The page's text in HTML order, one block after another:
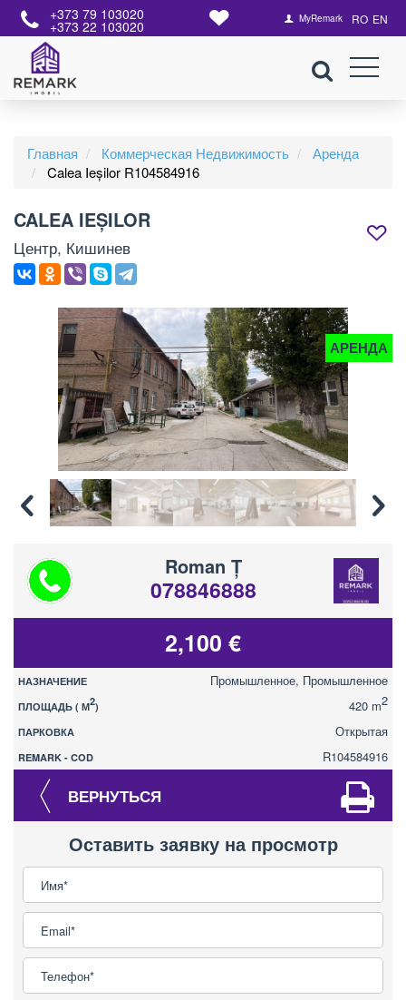
+373 79 103020
+373 22 103020 MyRemark RO EN
Главная Коммерческая Недвижимость
Аренда
Calea Ieșilor R104584916
АРЕНДА
CALEA IEȘILOR
Центр, Кишинев
Roman Ț
078846888
2,100 €
НАЗНАЧЕНИЕ Промышленное, Промышленное
ПЛОЩАДЬ ( М2) 420 m2
ПАРКОВКА Открытая
REMARK - COD R104584916
ВЕРНУТЬСЯ
Оставить заявку на просмотр